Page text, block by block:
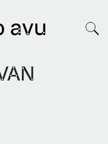
avu